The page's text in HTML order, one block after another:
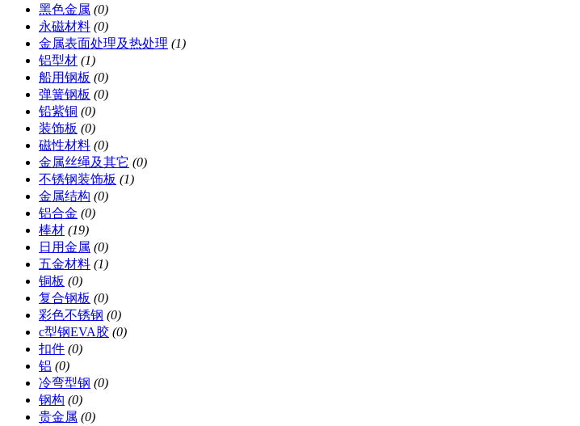
黑色金属 (0)
永磁材料 (0)
金属表面处理及热处理 (1)
铝型材 (1)
船用钢板 (0)
弹簧钢板 (0)
铅紫铜 (0)
装饰板 (0)
磁性材料 (0)
金属丝绳及其它 (0)
不锈钢装饰板 (1)
金属结构 (0)
铝合金 (0)
棒材 (19)
日用金属 (0)
五金材料 (1)
铜板 (0)
复合钢板 (0)
彩色不锈钢 (0)
c型钢EVA胶 (0)
扣件 (0)
铝 (0)
冷弯型钢 (0)
钢构 (0)
贵金属 (0)